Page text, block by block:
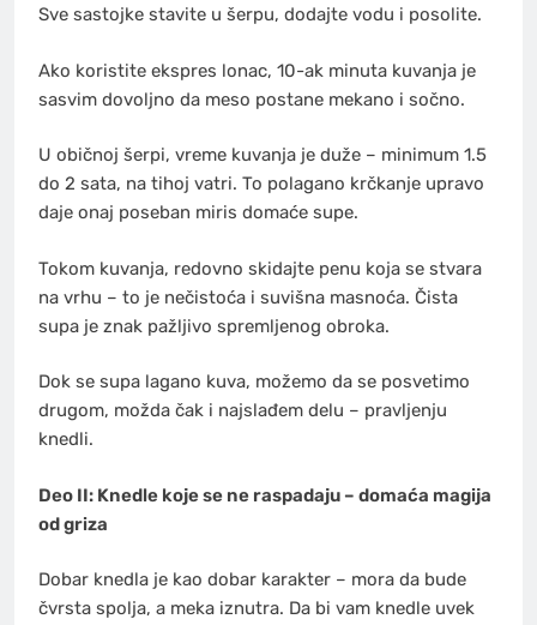
Sve sastojke stavite u šerpu, dodajte vodu i posolite.
Ako koristite ekspres lonac, 10-ak minuta kuvanja je
sasvim dovoljno da meso postane mekano i sočno.
U običnoj šerpi, vreme kuvanja je duže – minimum 1.5
do 2 sata, na tihoj vatri. To polagano krčkanje upravo
daje onaj poseban miris domaće supe.
Tokom kuvanja, redovno skidajte penu koja se stvara
na vrhu – to je nečistoća i suvišna masnoća. Čista
supa je znak pažljivo spremljenog obroka.
Dok se supa lagano kuva, možemo da se posvetimo
drugom, možda čak i najslađem delu – pravljenju
knedli.
Deo II: Knedle koje se ne raspadaju – domaća magija
od griza
Dobar knedla je kao dobar karakter – mora da bude
čvrsta spolja, a meka iznutra. Da bi vam knedle uvek